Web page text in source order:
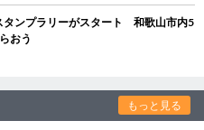
タンプラリーがスタート 和歌山市内5
おう
もっと見る